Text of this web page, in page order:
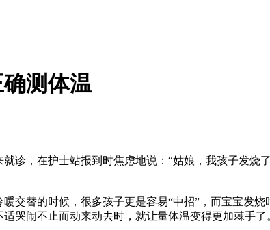
测体温
诊，在护士站报到时焦虑地说：“姑娘，我孩子发烧
替的时候，很多孩子更是容易“中招”，而宝宝发
哭闹不止而动来动去时，就让量体温变得更加棘手